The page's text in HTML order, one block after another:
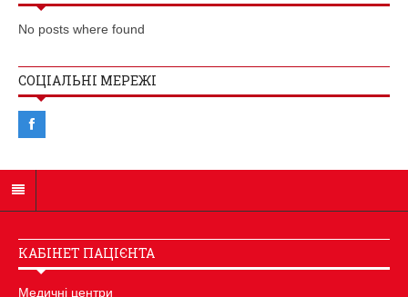
No posts where found
СОЦІАЛЬНІ МЕРЕЖІ
КАБІНЕТ ПАЦІЄНТА
Медичні центри